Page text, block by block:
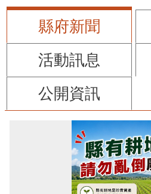
縣府新聞
活動訊息
公開資訊